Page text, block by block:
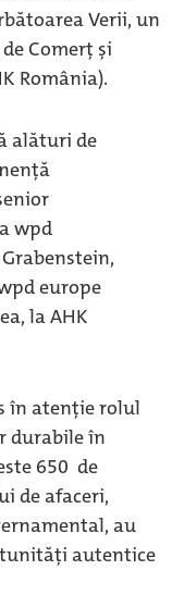
Verii, un
Comerț și
România).
alături de
wpd
europe
la AHK
în atenție rolul
durabile în
650 de
de afaceri,
au
autentice